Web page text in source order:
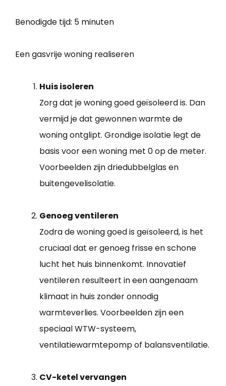
Benodigde tijd: 5 minuten
Een gasvrije woning realiseren
Huis isoleren
Zorg dat je woning goed geïsoleerd is. Dan
vermijd je dat gewonnen warmte de
woning ontglipt. Grondige isolatie legt de
basis voor een woning met 0 op de meter.
Voorbeelden zijn driedubbelglas en
buitengevelisolatie.
Genoeg ventileren
Zodra de woning goed is geïsoleerd, is het
cruciaal dat er genoeg frisse en schone
lucht het huis binnenkomt. Innovatief
ventileren resulteert in een aangenaam
klimaat in huis zonder onnodig
warmteverlies. Voorbeelden zijn een
speciaal WTW-systeem,
ventilatiewarmtepomp of balansventilatie.
CV-ketel vervangen